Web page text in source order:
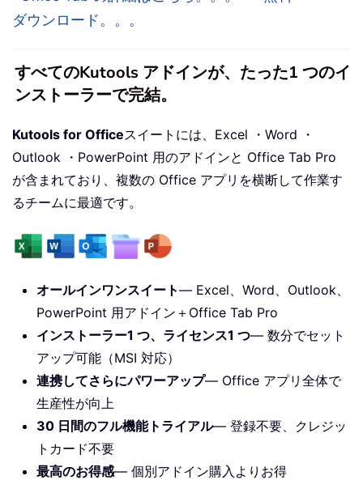
ダウンロード。。。
すべてのKutools アドインが、たった1 つのイ
ンストーラーで完結。
Kutools for Officeスイートには、Excel ・Word ・
Outlook ・PowerPoint 用のアドインと Office Tab Pro
が含まれており、複数の Office アプリを横断して作業す
るチームに最適です。
オールインワンスイート— Excel、Word、Outlook、
PowerPoint 用アドイン＋Office Tab Pro
インストーラー1 つ、ライセンス1 つ— 数分でセット
アップ可能（MSI 対応）
連携してさらにパワーアップ— Office アプリ全体で
生産性が向上
30 日間のフル機能トライアル— 登録不要、クレジッ
トカード不要
最高のお得感— 個別アドイン購入よりお得